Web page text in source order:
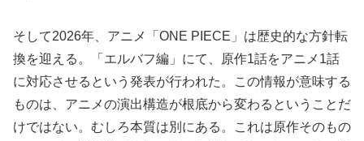
そして2026年、アニメ「ONE PIECE」は歴史的な方針転
換を迎える。「エルバフ編」にて、原作1話をアニメ1話
に対応させるという発表が行われた。この情報が意味する
ものは、アニメの演出構造が根底から変わるということだ
けではない。むしろ本質は別にある。これは原作そのもの